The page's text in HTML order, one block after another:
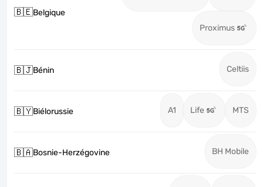
🇧🇪Belgique
Proximus
🇧🇯Bénin Celtiis
🇧🇾Biélorussie A1 Life MTS
🇧🇦Bosnie-Herzégovine BH Mobile